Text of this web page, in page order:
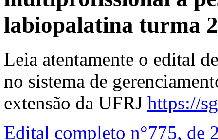
labiopalatina turma
Leia atentamente o edital
no sistema de
extensão da UFRJ https://
Edital completo n°775, de